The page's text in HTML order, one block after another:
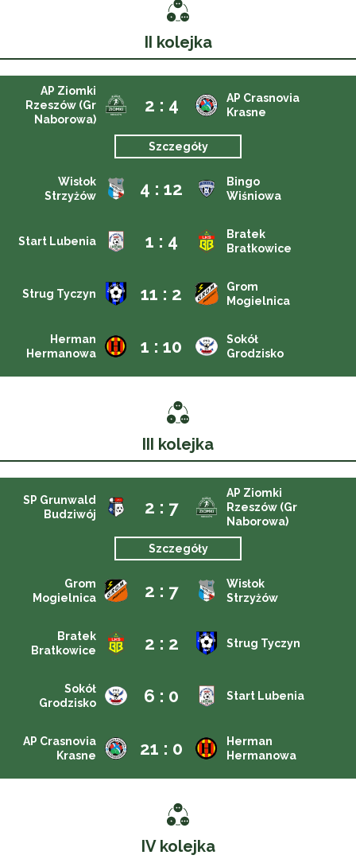
II kolejka
AP Ziomki
Rzeszów (Gr
Naborowa)
2 : 4
AP Crasnovia
Krasne
Szczegóły
Wisłok
Strzyżów
4 : 12
Bingo
Wiśniowa
Start Lubenia 1 : 4
Bratek
Bratkowice
Strug Tyczyn 11 : 2
Grom
Mogielnica
Herman
Hermanowa
1 : 10
Sokół
Grodzisko
III kolejka
SP Grunwald
Budziwój
2 : 7
AP Ziomki
Rzeszów (Gr
Naborowa)
Szczegóły
Grom
Mogielnica
2 : 7
Wisłok
Strzyżów
Bratek
Bratkowice
2 : 2 Strug Tyczyn
Sokół
Grodzisko
6 : 0 Start Lubenia
AP Crasnovia
Krasne
21 : 0
Herman
Hermanowa
IV kolejka